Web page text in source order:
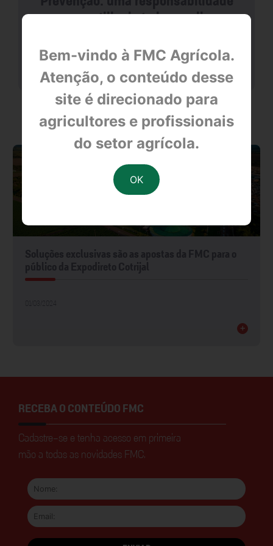
Bem-vindo à FMC Agrícola.
Atenção, o conteúdo desse
site é direcionado para
agricultores e profissionais
do setor agrícola.
compartilhada todos os dias
null
OUTRAS NOTÍCIAS
+
RECEBA O CONTEÚDO FMC
Cadastre-se e tenha acesso em primeira
mão a todas as novidades FMC.